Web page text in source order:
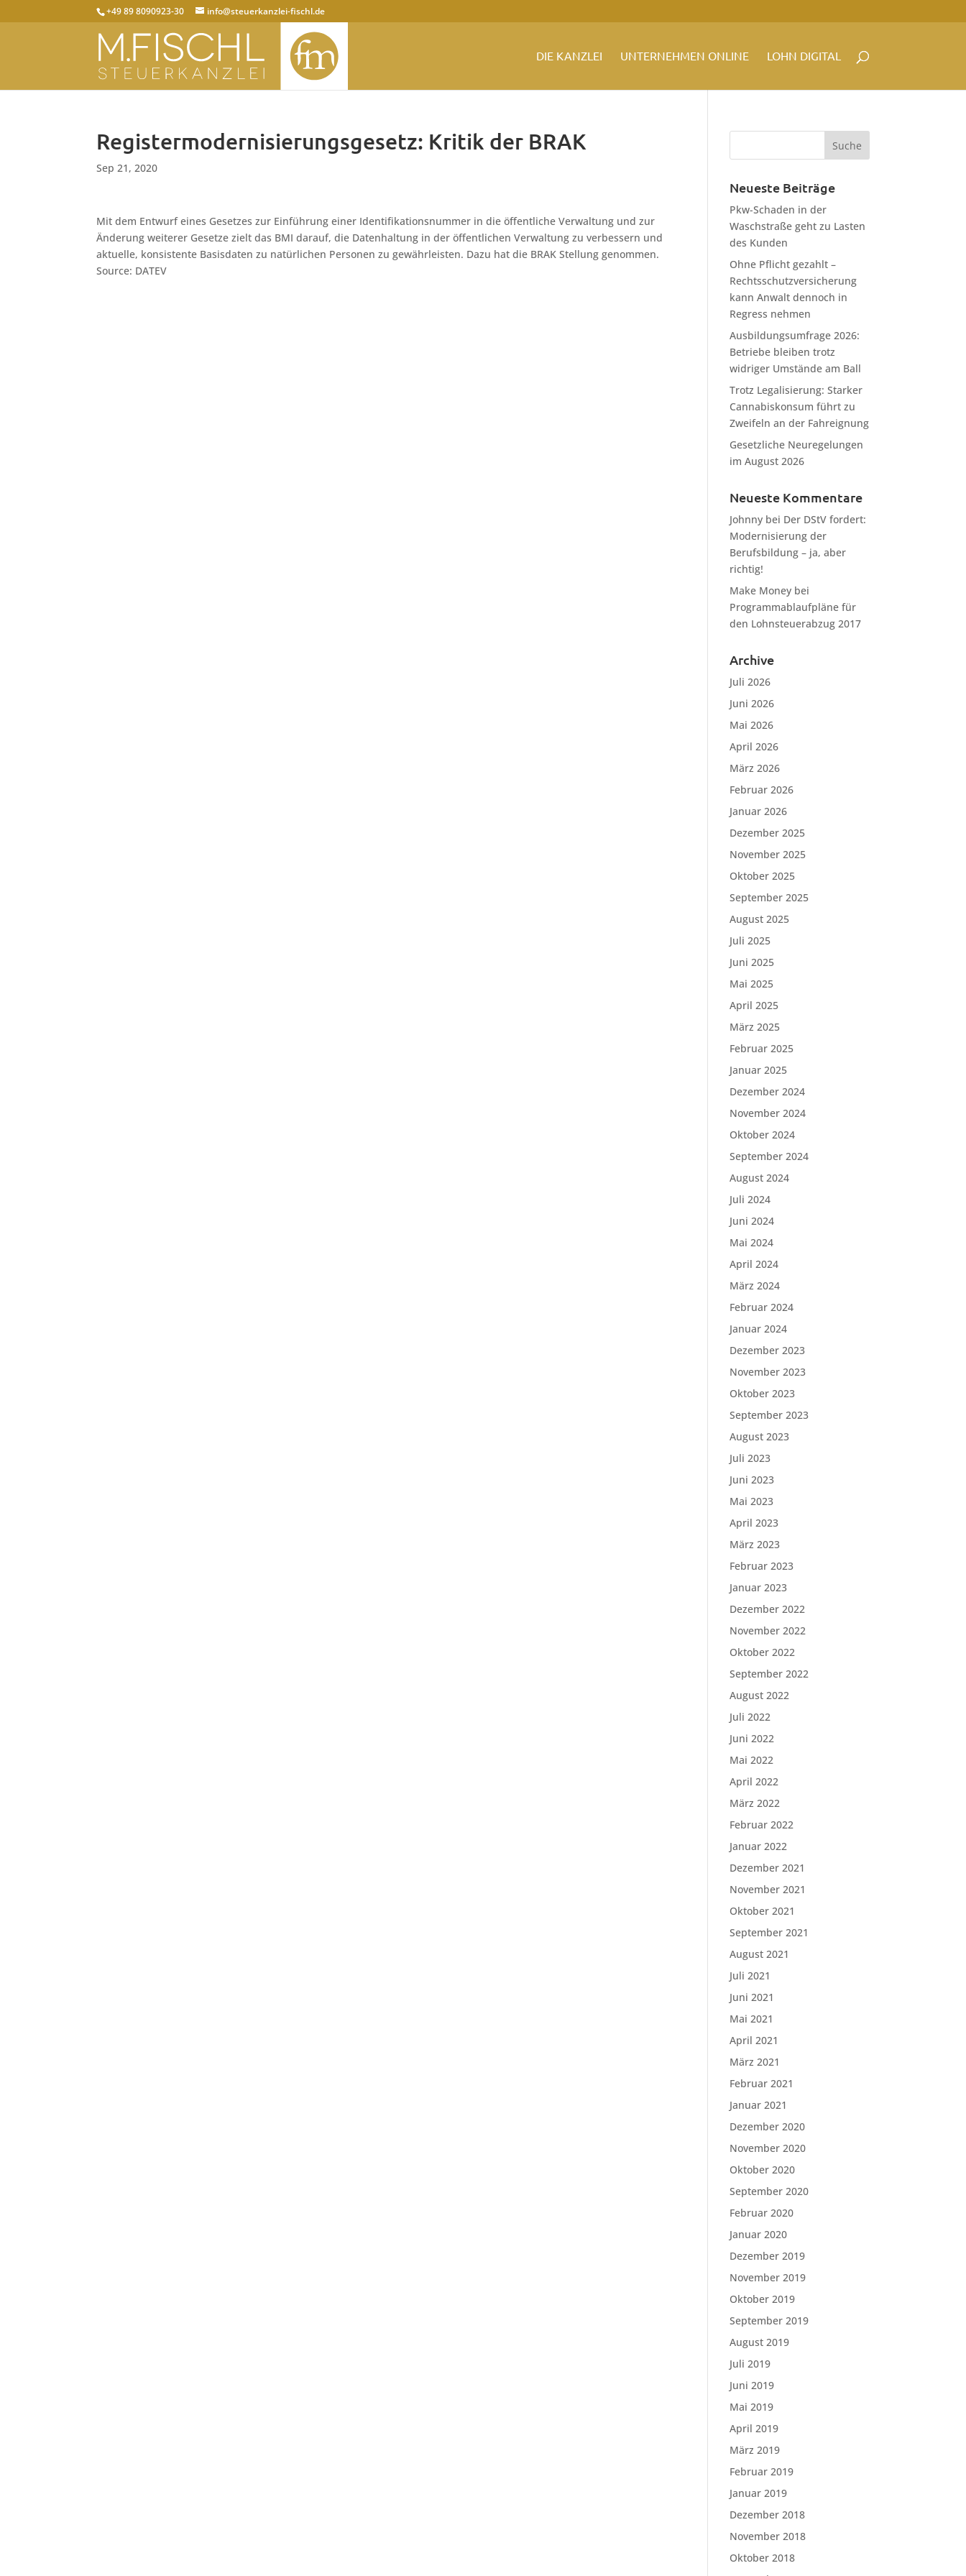
+49 89 8090923-30 info@steuerkanzlei-fischl.de
DIE KANZLEI UNTERNEHMEN ONLINE LOHN DIGITAL
Registermodernisierungsgesetz: Kritik der BRAK
Sep 21, 2020
Mit dem Entwurf eines Gesetzes zur Einführung einer Identifikationsnummer in die öffentliche Verwaltung und zur
Änderung weiterer Gesetze zielt das BMI darauf, die Datenhaltung in der öffentlichen Verwaltung zu verbessern und
aktuelle, konsistente Basisdaten zu natürlichen Personen zu gewährleisten. Dazu hat die BRAK Stellung genommen.
Source: DATEV
Neueste Beiträge
Pkw-Schaden in der
Waschstraße geht zu Lasten
des Kunden
Ohne Pflicht gezahlt –
Rechtsschutzversicherung
kann Anwalt dennoch in
Regress nehmen
Ausbildungsumfrage 2026:
Betriebe bleiben trotz
widriger Umstände am Ball
Trotz Legalisierung: Starker
Cannabiskonsum führt zu
Zweifeln an der Fahreignung
Gesetzliche Neuregelungen
im August 2026
Neueste Kommentare
Johnny bei Der DStV fordert:
Modernisierung der
Berufsbildung – ja, aber
richtig!
Make Money bei
Programmablaufpläne für
den Lohnsteuerabzug 2017
Archive
Juli 2026
Juni 2026
Mai 2026
April 2026
März 2026
Februar 2026
Januar 2026
Dezember 2025
November 2025
Oktober 2025
September 2025
August 2025
Juli 2025
Juni 2025
Mai 2025
April 2025
März 2025
Februar 2025
Januar 2025
Dezember 2024
November 2024
Oktober 2024
September 2024
August 2024
Juli 2024
Juni 2024
Mai 2024
April 2024
März 2024
Februar 2024
Januar 2024
Dezember 2023
November 2023
Oktober 2023
September 2023
August 2023
Juli 2023
Juni 2023
Mai 2023
April 2023
März 2023
Februar 2023
Januar 2023
Dezember 2022
November 2022
Oktober 2022
September 2022
August 2022
Juli 2022
Juni 2022
Mai 2022
April 2022
März 2022
Februar 2022
Januar 2022
Dezember 2021
November 2021
Oktober 2021
September 2021
August 2021
Juli 2021
Juni 2021
Mai 2021
April 2021
März 2021
Februar 2021
Januar 2021
Dezember 2020
November 2020
Oktober 2020
September 2020
Februar 2020
Januar 2020
Dezember 2019
November 2019
Oktober 2019
September 2019
August 2019
Juli 2019
Juni 2019
Mai 2019
April 2019
März 2019
Februar 2019
Januar 2019
Dezember 2018
November 2018
Oktober 2018